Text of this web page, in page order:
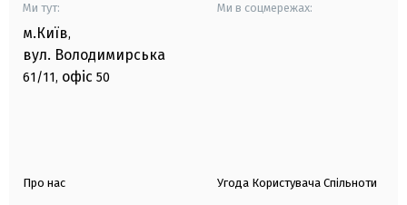
Ми тут:
м.Київ,
вул. Володимирська
61/11, офіс 50
Ми в соцмережах:
Про нас Угода Користувача Спільноти